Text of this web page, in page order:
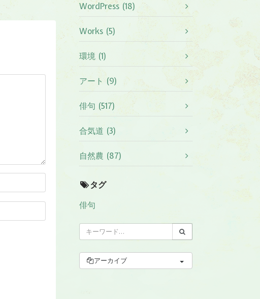
WordPress (18)
Works (5)
環境 (1)
アート (9)
俳句 (517)
合気道 (3)
自然農 (87)
タグ
俳句
アーカイブ